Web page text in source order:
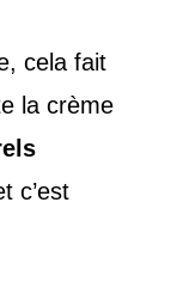
cela fait
la crème
c’est